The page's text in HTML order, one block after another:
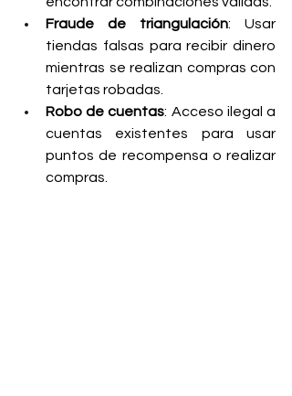
Fraude de triangulación: Usar
tiendas falsas para recibir dinero
mientras se realizan compras con
tarjetas robadas.
Robo de cuentas: Acceso ilegal a
cuentas existentes para usar
puntos de recompensa o realizar
compras.